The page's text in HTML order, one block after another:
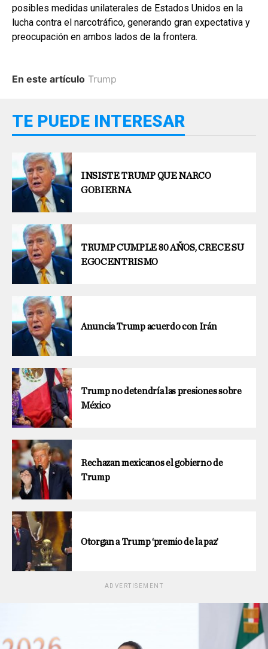
posibles medidas unilaterales de Estados Unidos en la
lucha contra el narcotráfico, generando gran expectativa y
preocupación en ambos lados de la frontera.
En este artículo Trump
TE PUEDE INTERESAR
INSISTE TRUMP QUE NARCO
GOBIERNA
TRUMP CUMPLE 80 AÑOS, CRECE SU
EGOCENTRISMO
Anuncia Trump acuerdo con Irán
Trump no detendría las presiones sobre
México
Rechazan mexicanos el gobierno de
Trump
Otorgan a Trump ‘premio de la paz’
ADVERTISEMENT